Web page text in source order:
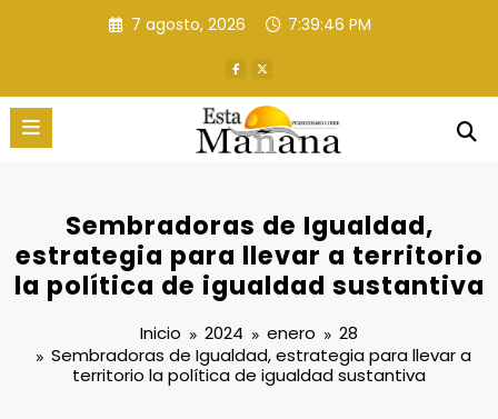
7 agosto, 2026 7:39:48 PM
Sembradoras de Igualdad,
estrategia para llevar a territorio
la política de igualdad sustantiva
Inicio 2024 enero
28
Sembradoras de Igualdad, estrategia para llevar a
territorio la política de igualdad sustantiva